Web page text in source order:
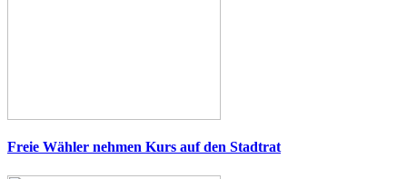
Freie Wähler nehmen Kurs auf den Stadtrat